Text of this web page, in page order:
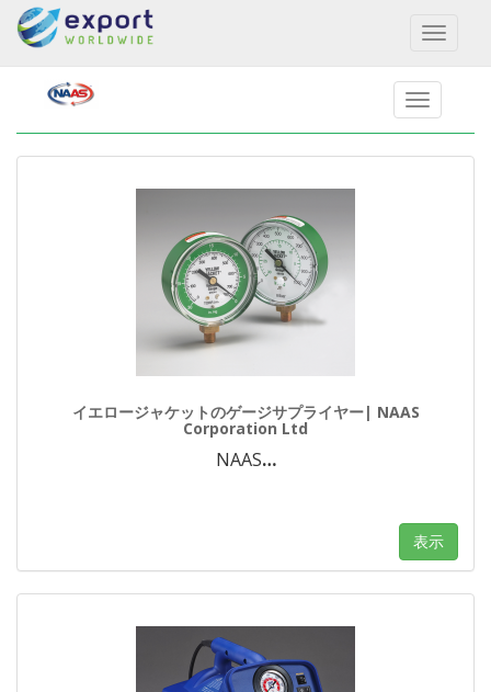
Toggle
イエロージャケットのゲージサプライヤー| NAAS
Corporation Ltd
NAAS…
表示